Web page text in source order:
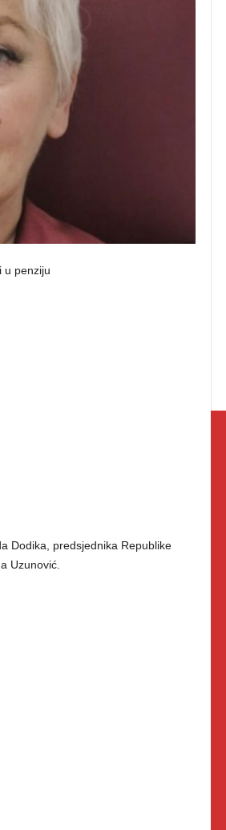
u penziju
Dodika, predsjednika Republike
Uzunović.